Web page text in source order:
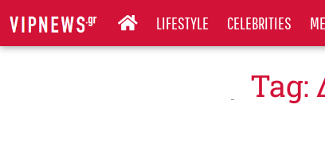
LIFESTYLE CELEBRITIES
Tag: